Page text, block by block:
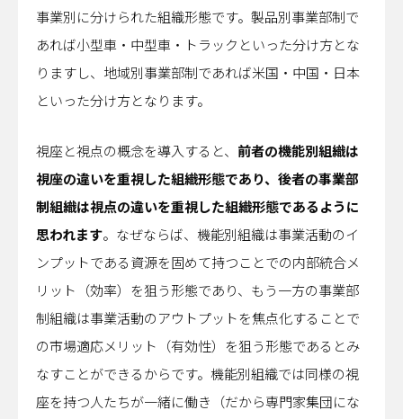
事業別に分けられた組織形態です。製品別事業部制で
あれば小型車・中型車・トラックといった分け方とな
りますし、地域別事業部制であれば米国・中国・日本
といった分け方となります。
視座と視点の概念を導入すると、 前者の機能別組織は
視座の違いを重視した組織形態であり、後者の事業部
制組織は視点の違いを重視した組織形態であるように
思われます。なぜならば、機能別組織は事業活動のイ
ンプットである資源を固めて持つことでの内部統合メ
リット（効率）を狙う形態であり、もう一方の事業部
制組織は事業活動のアウトプットを焦点化することで
の市場適応メリット（有効性）を狙う形態であるとみ
なすことができるからです。機能別組織では同様の視
座を持つ人たちが一緒に働き（だから専門家集団にな